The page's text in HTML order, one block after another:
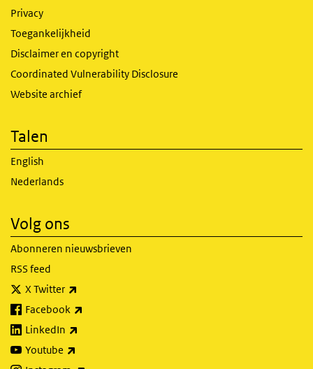
Privacy
Toegankelijkheid
Disclaimer en copyright
Coordinated Vulnerability Disclosure
Website archief
Talen
English
Nederlands
Volg ons
Abonneren nieuwsbrieven
RSS feed
X Twitter
Facebook
LinkedIn
Youtube